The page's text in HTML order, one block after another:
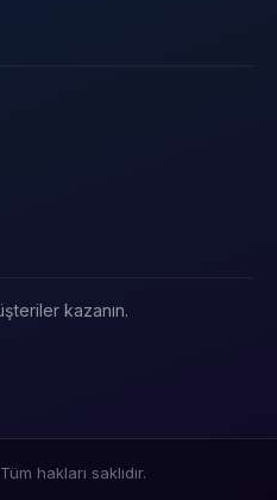
kazanın.
hakları saklıdır.